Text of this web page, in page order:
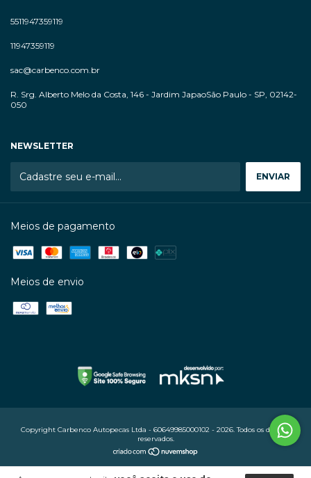
5511947359119
11947359119
sac@carbenco.com.br
R. Srg. Alberto Melo da Costa, 146 - Jardim JapaoSão Paulo - SP, 02142-
050
NEWSLETTER
Meios de pagamento
Meios de envio
Copyright Carbenco Autopecas Ltda - 60649985000102 - 2026. Todos os direitos
reservados.